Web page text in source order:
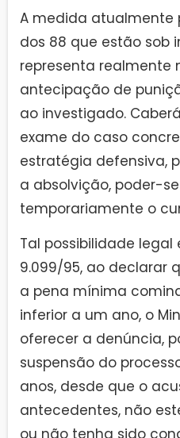
A medida atualmente
dos 88 que estão sob
representa realmente
antecipação de
ao investigado.
exame do caso
estratégia defensiva,
a absolvição, poder-
temporariamente o
Tal possibilidade legal
9.099/95, ao declarar
a pena mínima
inferior a um ano, o
oferecer a denúncia,
suspensão do
anos, desde que o
antecedentes, não